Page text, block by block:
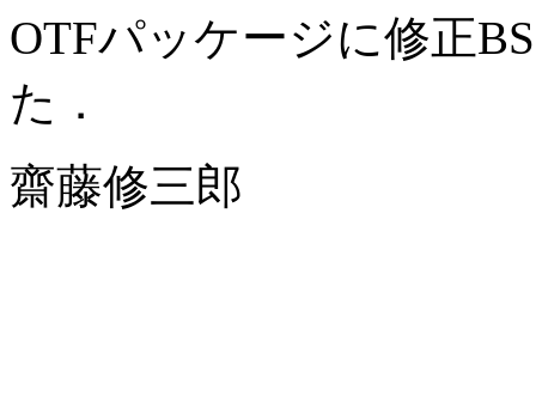
OTFパッケージに修正
た．
齋藤修三郎